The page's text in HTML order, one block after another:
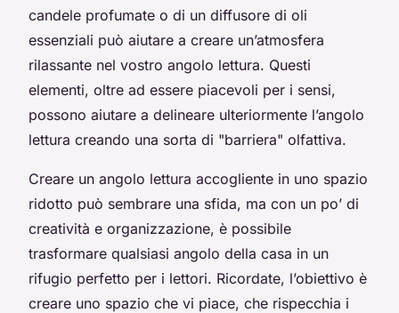
candele profumate o di un diffusore di oli
essenziali può aiutare a creare un’atmosfera
rilassante nel vostro angolo lettura. Questi
elementi, oltre ad essere piacevoli per i sensi,
possono aiutare a delineare ulteriormente l’angolo
lettura creando una sorta di "barriera" olfattiva.
Creare un angolo lettura accogliente in uno spazio
ridotto può sembrare una sfida, ma con un po’ di
creatività e organizzazione, è possibile
trasformare qualsiasi angolo della casa in un
rifugio perfetto per i lettori. Ricordate, l’obiettivo è
creare uno spazio che vi piace, che rispecchia i